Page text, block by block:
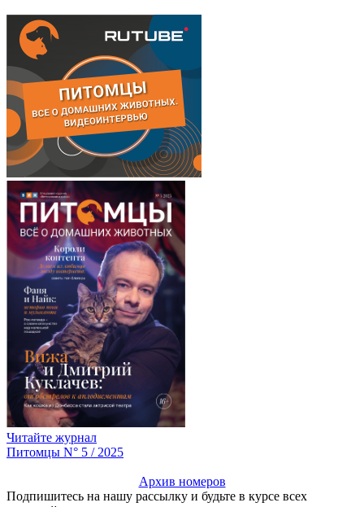
Читайте журнал
Питомцы N° 5 / 2025
Архив номеров
Подпишитесь на нашу рассылку и будьте в курсе всех